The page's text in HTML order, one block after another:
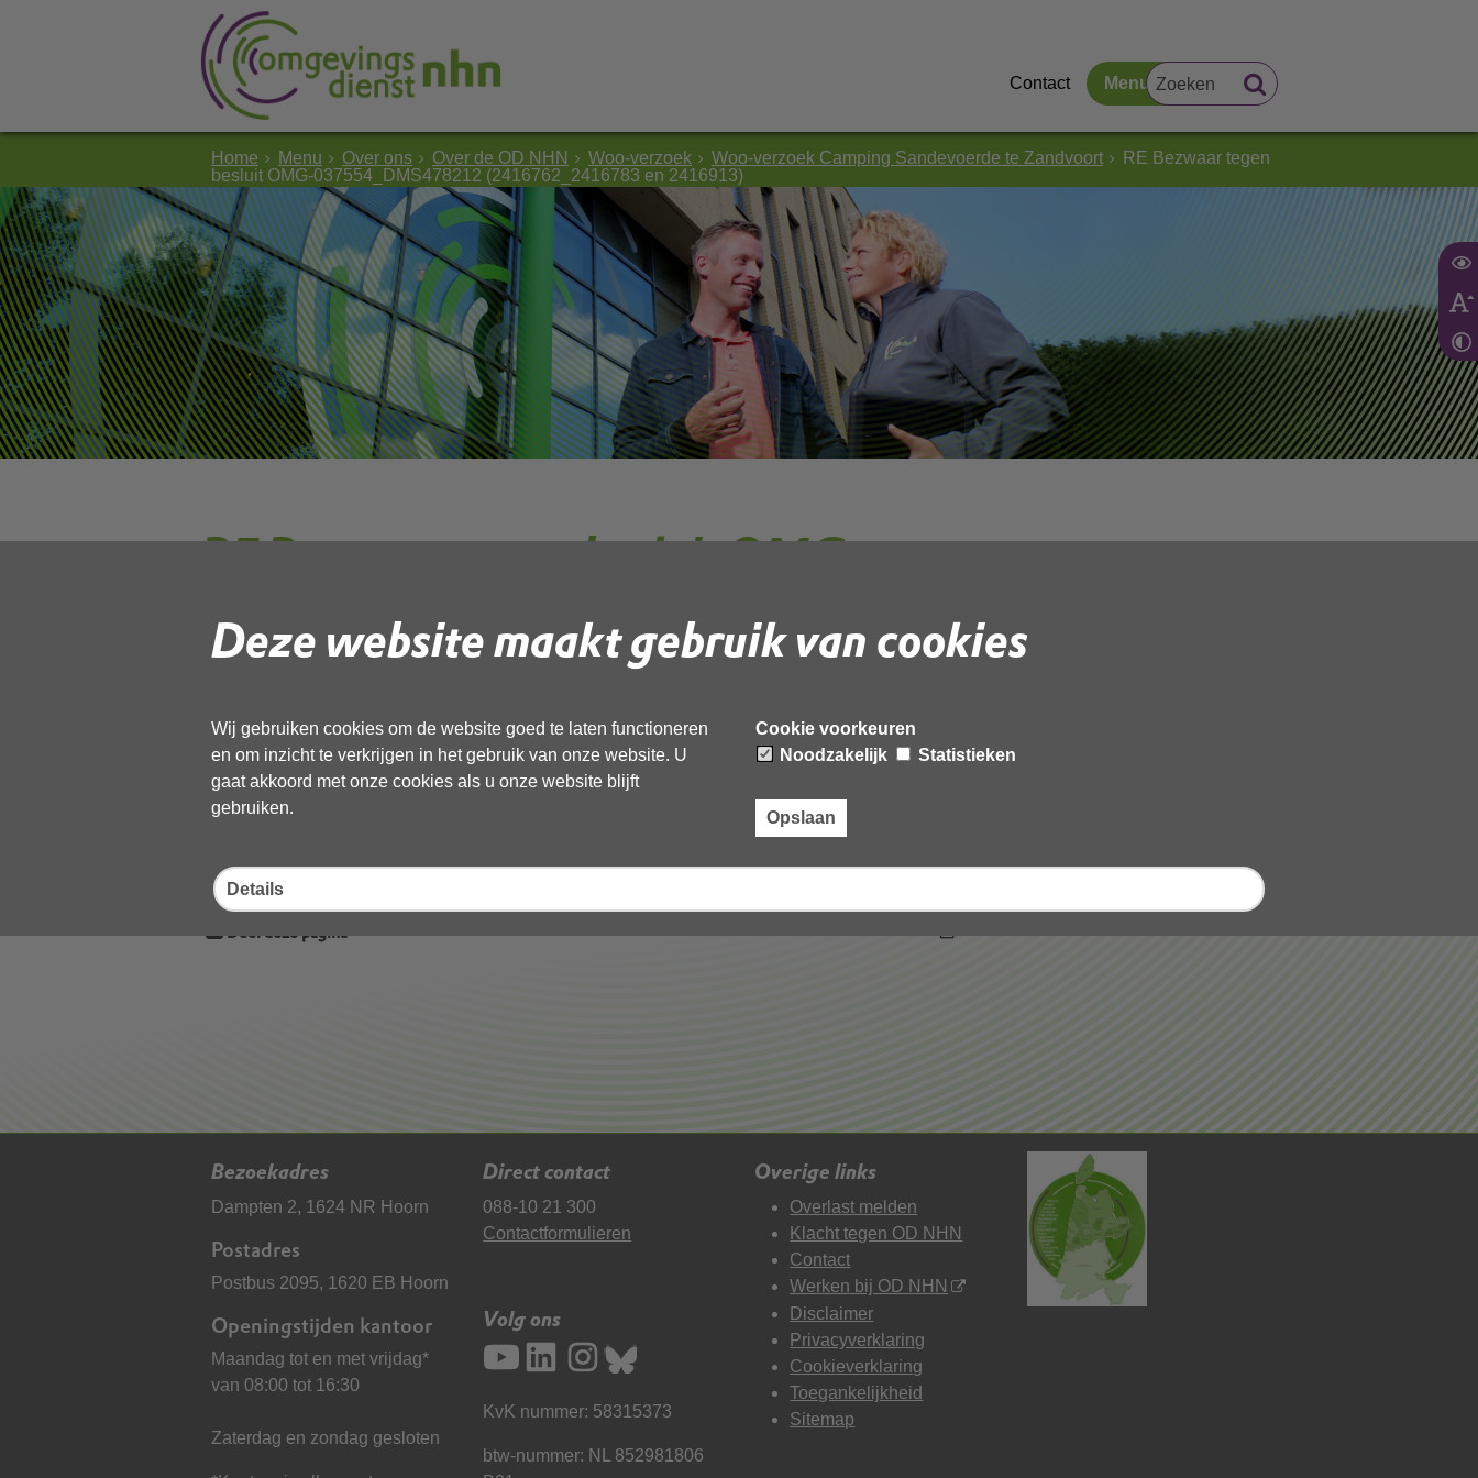
Deze website maakt gebruik van cookies
Wij gebruiken cookies om de website goed te laten functioneren
en om inzicht te verkrijgen in het gebruik van onze website. U
gaat akkoord met onze cookies als u onze website blijft
gebruiken.
Cookie voorkeuren
Noodzakelijk
Statistieken
Opslaan
Details
Contact Menu
Home Menu Over ons Over de OD NHN Woo-verzoek Woo-verzoek Camping Sandevoerde te Zandvoort
RE Bezwaar tegen
besluit OMG-037554_DMS478212 (2416762_2416783 en 2416913)
RE Bezwaar tegen besluit OMG-
037554_DMS478212
(2416762_2416783 en 2416913)
Gebruik de onderstaande link om het document te downloaden.
Download ‘RE Bezwaar tegen besluit OMG-037554_DMS478212 (2416762_2416783 en
21 april 2026,pdf, 1MB
Deel deze pagina
Bezoekadres
Dampten 2, 1624 NR Hoorn
Postadres
Postbus 2095, 1620 EB Hoorn
Openingstijden kantoor
Maandag tot en met vrijdag*
van 08:00 tot 16:30
Zaterdag en zondag gesloten
Direct contact
088-10 21 300
Contactformulieren
Volg ons
KvK nummer: 58315373
btw-nummer: NL 852981806
Overige links
Overlast melden
Klacht tegen OD NHN
Contact
Werken bij OD NHN
Disclaimer
Privacyverklaring
Cookieverklaring
Toegankelijkheid
Sitemap